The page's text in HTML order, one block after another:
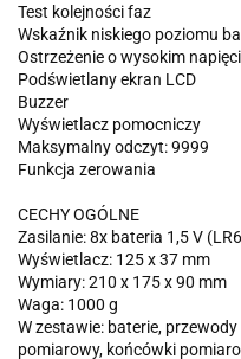
Test kolejności faz
Wskaźnik niskiego poziomu
Ostrzeżenie o wysokim
Podświetlany ekran LCD
Buzzer
Wyświetlacz pomocniczy
Maksymalny odczyt: 9999
Funkcja zerowania
CECHY OGÓLNE
Zasilanie: 8x bateria 1,5 V
Wyświetlacz: 125 x 37 mm
Wymiary: 210 x 175 x 90 mm
Waga: 1000 g
W zestawie: baterie,
pomiarowy, końcówki